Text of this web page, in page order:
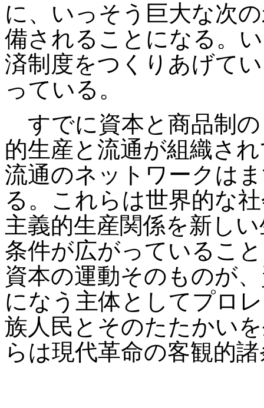
に、いっそう巨大な次
備されることになる。
済制度をつくりあげて
っている。
すでに資本と商品制
的生産と流通が組織さ
流通のネットワークは
る。これらは世界的な
主義的生産関係を新し
条件が広がっているこ
資本の運動そのものが
になう主体としてプロ
族人民とそのたたかい
らは現代革命の客観的